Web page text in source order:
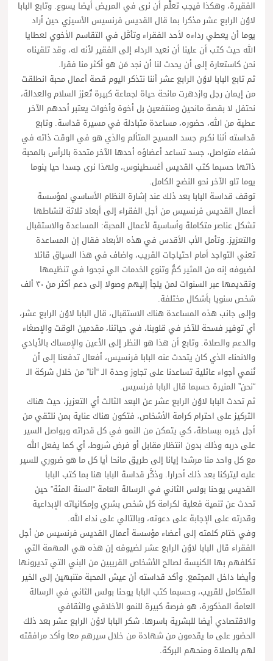
الفقيرة، وهكذا فيجب تعلُّم أن نرى في المريض أيضا يسوع. وتابع البابا
لاوُن الرابع عشر مذكرا بما قال القديس فرنسيس الأسيزي حين أراد
يوما أن يعطي رداءه لأحد الفقراء وتأمَّل في التقاسم الأخوي لعطايا
الله حيث كتب أن علينا أن نعيد الرداء إلى الفقير لأنه له، وقد تلقيناه
نحن كاستعارة إلى أن يحدث لنا أن نجد مَن هو أكثر منا فقرا.
ثم تابع البابا لاوُن الرابع عشر أننا نتذكر اليوم قصة أعمال محبة انطلقت
من إيمان رجل وازدهرت مانحة حياة لجماعة كبيرة تُعزز السلام والعدالة،
نحتفل لا بقصة مانحين ومنتفعين بل أخوة وأخوات يعتبر أحدهم الآخر
عطية من الله، حضوره، مساعدة متبادلة في مسيرة قداسة. وتابع
قداسته أننا نكرم جسد المسيح المتألم والذي هو في الوقت ذاته في
شفاء متواصل، جسد تساعد أعضاؤه أحدها الآخر متحدة بالرأس بالمحبة
ذاتها حسبما كتب القديس أغسطينوس، ولهذا نرى جسدا حيا ينوما
يوما تلو الآخر نحو النضج الكامل.
توقف قداسة البابا بعد ذلك عند إشارة النظام الأساسي لمؤسسة
أعمال القديس فرنسيس من أجل الفقراء إلى أبعاد ثلاثة لنشاطها
تشكل عناصر متكاملة وأساسية لأعمال المحبة: المساعدة والاستقبال
والتعزيز. وتأمل الأب الأقدس في هذه الأبعاد فقال إن المساعدة
تعني التواجد أمام احتياجات القريب، واضاف في هذا السياق قائلا
لضيوفه إنه من المثير كمُّ وتنوع الخدمات الي نجحوا في تنظيمها
وتقديمها عبر السنوات لمن يلجأ إليهم وصولا إلى دعم أكثر من ٣٠ ألف
شخص سنويا بأشكال مختلفة.
وإلى جانب هذه المساعدة هناك الاستقبال، قال البابا لاوُن الرابع عشر،
أي توفير فسحة للآخر في قلوبنا، في حياتنا، مقدمين الوقت والإصغاء
والدعم والصلاة. وتابع أن هذا هو النظر إلى الأعين والإمساك بالأيادي
والانحناء الذي كان يتحدث عنه البابا فرنسيس، أفعال تدفعنا إلى أن
نُنمي أجواء عائلية تساعدنا على تجاوز وحدة الـ “أنا” من خلال شركة الـ
“نحن” المنيرة حسبما قال البابا فرنسيس.
ثم تحدث البابا لاوُن الرابع عشر عن البعد الثالث أي التعزيز، حيث هناك
التركيز على احترام كرامة الأشخاص، فتكون هناك عناية بمن نلتقي من
أجل خيره ببساطة، كي يتمكن من النمو في كل قدراته ويواصل السير
على دربه وذلك بدون انتظار مقابل أو فرض شروط، أي كما يفعل الله
مع كل واحد منا مرشدا إيانا إلى طريق مانحا أيا كل ما هو ضروري للسير
عليه ليتركنا بعد ذلك أحرارا. وذكَّر قداسة البابا هنا بما كتب البابا
القديس يوحنا بولس الثاني في الرسالة العامة “السنة المئة” حين
تحدث عن تنمية فعلية لكرامة كل شخص بشري وإمكانياته الإبداعية
وقدرته على الإجابة على دعوته، وبالتالي على نداء الله.
وفي ختام كلمته إلى أعضاء مؤسسة أعمال القديس فرنسيس من أجل
الفقراء قال البابا لاوُن الرابع عشر لضيوفه إن هذه هي المهمة التي
تكلفهم بها الكنيسة لصالح الأشخاص القريبين من البني التي تديرونها
وأيضا داخل المجتمع. وأكد قداسته أن عيش المحبة متنبهين إلى الخير
المتكامل للقريب، وحسبما كتب البابا يوحنا بولس الثاني في الرسالة
العامة المذكورة، هو فرصة كبيرة للنمو الأخلاقي والثقافي
والاقتصادي أيضا للبشرية باسرها. شكر البابا لاوًن الرابع عشر بعد ذلك
الحضور على ما يقدمون من شهادة من خلال سيرهم معا وأكد مرافقته
لهم بالصلاة ومنحهم البركة.